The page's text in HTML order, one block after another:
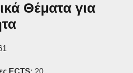
Θέματα για